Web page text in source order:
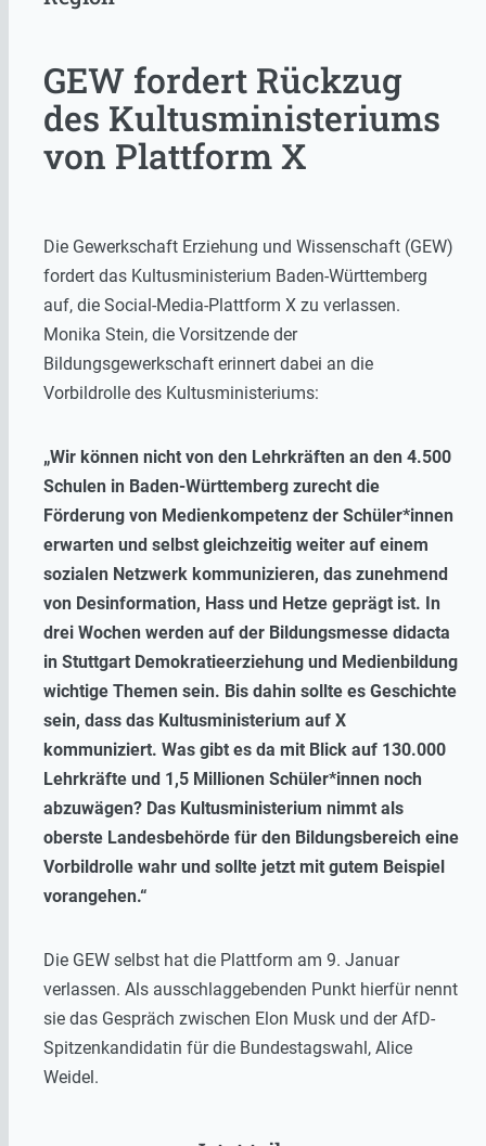
GEW fordert Rückzug
des Kultusministeriums
von Plattform X
Die Gewerkschaft Erziehung und Wissenschaft (GEW)
fordert das Kultusministerium Baden-Württemberg
auf, die Social-Media-Plattform X zu verlassen.
Monika Stein, die Vorsitzende der
Bildungsgewerkschaft erinnert dabei an die
Vorbildrolle des Kultusministeriums:
„Wir können nicht von den Lehrkräften an den 4.500
Schulen in Baden-Württemberg zurecht die
Förderung von Medienkompetenz der Schüler*innen
erwarten und selbst gleichzeitig weiter auf einem
sozialen Netzwerk kommunizieren, das zunehmend
von Desinformation, Hass und Hetze geprägt ist. In
drei Wochen werden auf der Bildungsmesse didacta
in Stuttgart Demokratieerziehung und Medienbildung
wichtige Themen sein. Bis dahin sollte es Geschichte
sein, dass das Kultusministerium auf X
kommuniziert. Was gibt es da mit Blick auf 130.000
Lehrkräfte und 1,5 Millionen Schüler*innen noch
abzuwägen? Das Kultusministerium nimmt als
oberste Landesbehörde für den Bildungsbereich eine
Vorbildrolle wahr und sollte jetzt mit gutem Beispiel
vorangehen.“
Die GEW selbst hat die Plattform am 9. Januar
verlassen. Als ausschlaggebenden Punkt hierfür nennt
sie das Gespräch zwischen Elon Musk und der AfD-
Spitzenkandidatin für die Bundestagswahl, Alice
Weidel.